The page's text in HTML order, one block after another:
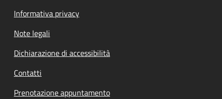
Informativa privacy
Note legali
Dichiarazione di accessibilità
Contatti
Prenotazione appuntamento